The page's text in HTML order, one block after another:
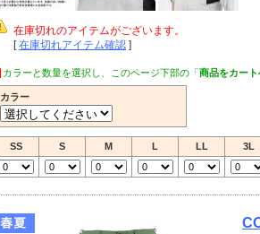
在庫切れのアイテムがございます。
[在庫切れアイテム確認 ]
カラーと数量を選択し、このページ下部の「商品をカート
カラー
SS S M L LL 3L